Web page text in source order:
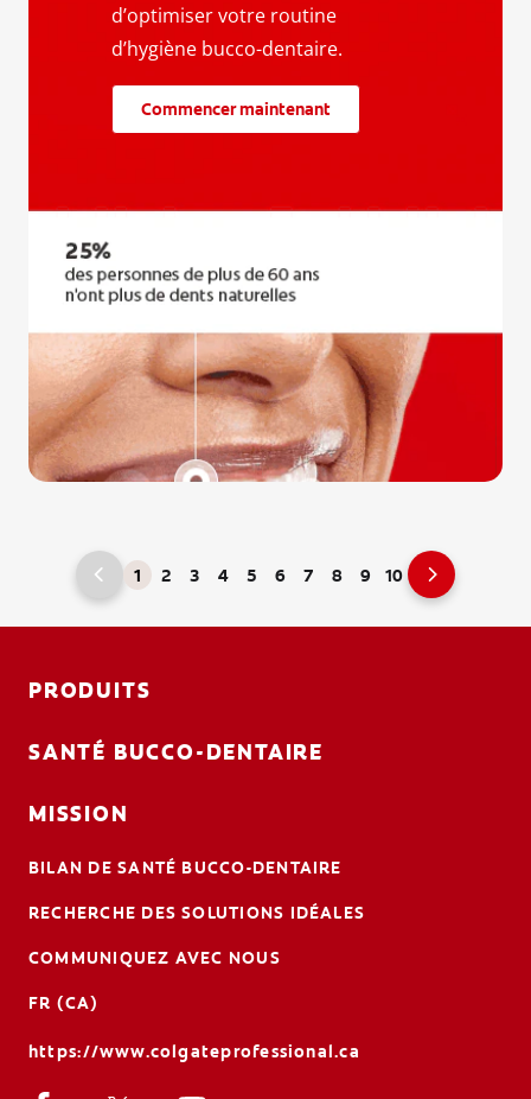
1 2 3 4 5 6 7 8 9 10
d’optimiser votre routine
d’hygiène bucco-dentaire.
Commencer maintenant
PRODUITS
SANTÉ BUCCO-DENTAIRE
MISSION
BILAN DE SANTÉ BUCCO-DENTAIRE
RECHERCHE DES SOLUTIONS IDÉALES
COMMUNIQUEZ AVEC NOUS
FR (CA)
https://www.colgateprofessional.ca